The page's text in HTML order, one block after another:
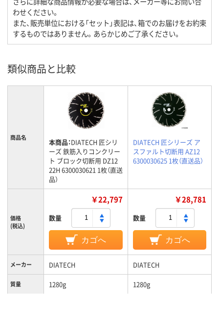
わせください。
また、販売単位における「セット」表記は、箱でのお届けをお約束
するものではありません。あらかじめご了承ください。
類似商品と比較
商品名 本商品：DIATECH 匠シリ
ーズ 鉄筋入りコンクリー
ト ブロック切断用 DZ12
22H 6300030621 1枚（直送
品）
DIATECH 匠シリーズ ア
スファルト切断用 AZ12
6300030625 1枚（直送品）
価格
(税込)
￥22,797
数量
カゴへ
￥28,781
数量
カゴへ
メーカー DIATECH DIATECH
質量 1280g 1280g